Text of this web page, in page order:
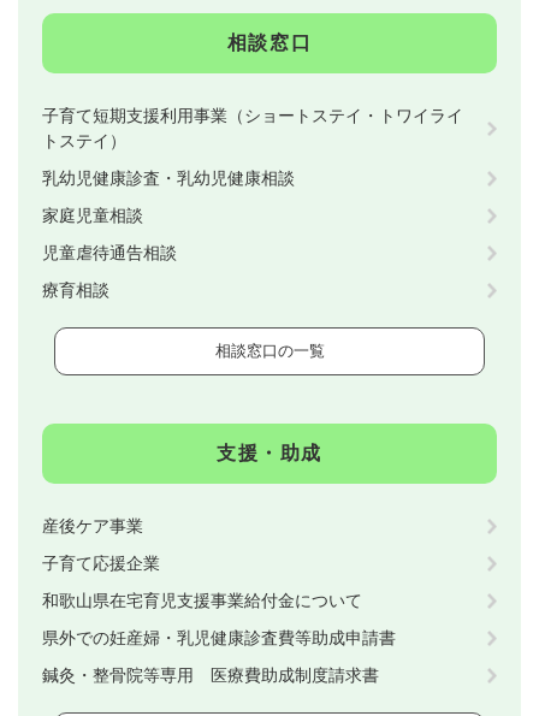
相談窓口
子育て短期支援利用事業（ショートステイ・トワイライ
トステイ）
乳幼児健康診査・乳幼児健康相談
家庭児童相談
児童虐待通告相談
療育相談
相談窓口の一覧
支援・助成
産後ケア事業
子育て応援企業
和歌山県在宅育児支援事業給付金について
県外での妊産婦・乳児健康診査費等助成申請書
鍼灸・整骨院等専用 医療費助成制度請求書